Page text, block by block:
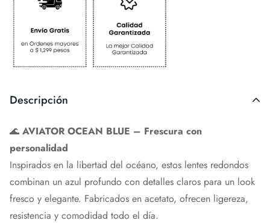
Descripción
🌊 AVIATOR OCEAN BLUE – Frescura con
personalidad
Inspirados en la libertad del océano, estos lentes redondos
combinan un azul profundo con detalles claros para un look
fresco y elegante. Fabricados en acetato, ofrecen ligereza,
resistencia y comodidad todo el día.